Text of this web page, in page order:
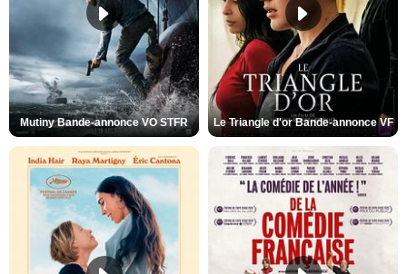
Mutiny Bande-annonce VO STFR Le Triangle d'or Bande-annonce VF